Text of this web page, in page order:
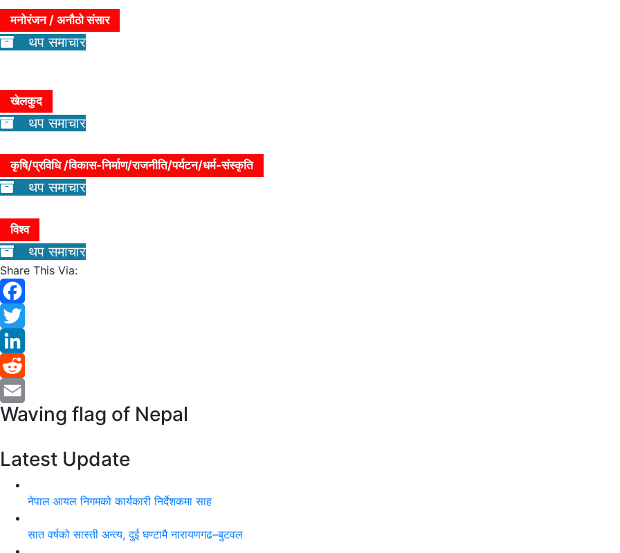
मनोरंजन / अनौठो संसार
थप समाचार
खेलकुद
थप समाचार
कृषि/प्रविधि /विकास-निर्माण/राजनीति/पर्यटन/धर्म-संस्कृति
थप समाचार
विश्व
थप समाचार
Share This Via:
Facebook
Twitter
LinkedIn
Reddit
Email
Waving flag of Nepal
Latest Update
नेपाल आयल निगमको कार्यकारी निर्देशकमा साह
सात वर्षको सास्ती अन्त्य, दुई घण्टामै नारायणगढ–बुटवल